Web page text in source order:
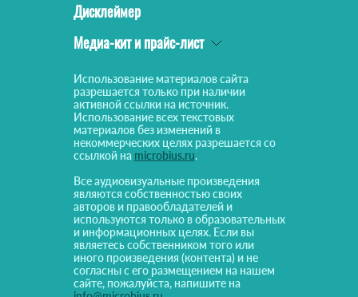
Дисклеймер
Медиа-кит и прайс-лист
Использование материалов сайта
разрешается только при наличии
активной ссылки на источник.
Использование всех текстовых
материалов без изменений в
некоммерческих целях разрешается со
ссылкой на microbius.ru.
Все аудиовизуальные произведения
являются собственностью своих
авторов и правообладателей и
используются только в образовательных
и информационных целях. Если вы
являетесь собственником того или
иного произведения (контента) и не
согласны с его размещением на нашем
сайте, пожалуйста, напишите на